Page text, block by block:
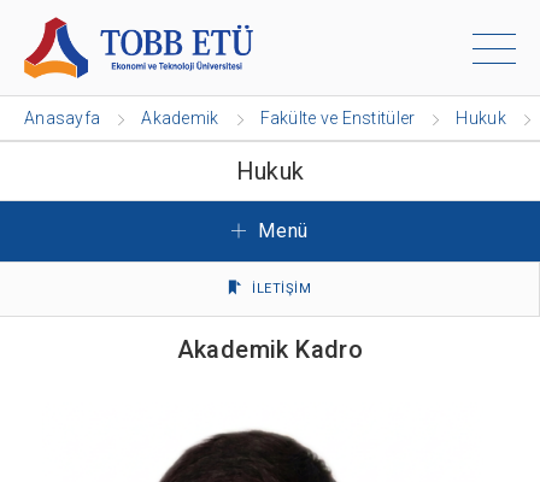
Anasayfa Akademik Fakülte ve Enstitüler Hukuk
Hukuk
Menü
İLETİŞİM
Akademik Kadro